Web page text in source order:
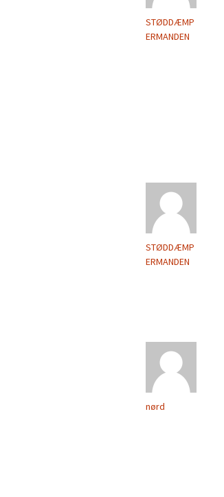
STØDDÆMP
ERMANDEN
STØDDÆMP
ERMANDEN
nørd